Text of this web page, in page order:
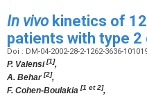
In vivo kinetics of
patients with type
Doi : DM-04-2002-28-2-1262-3636-
P. Valensi[1],
A. Behar[2],
F. Cohen-Boulakia [1 et 2],